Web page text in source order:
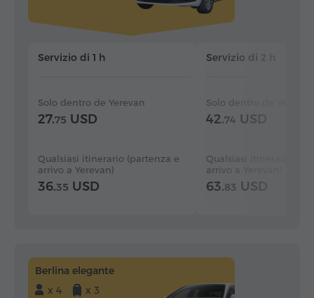
Servizio di 1 h
Solo dentro de Yerevan
27.75 USD
Qualsiasi itinerario (partenza e
arrivo a Yerevan)
36.35 USD
Servizio di 2 h
Solo dentro de Yerevan
42.74 USD
Qualsiasi itinerario
arrivo a Yerevan)
63.83 USD
Berlina elegante
x 4
x 3